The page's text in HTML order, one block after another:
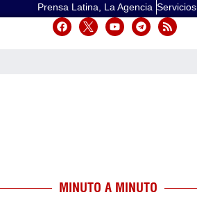
Prensa Latina, La Agencia Servicios
MINUTO A MINUTO